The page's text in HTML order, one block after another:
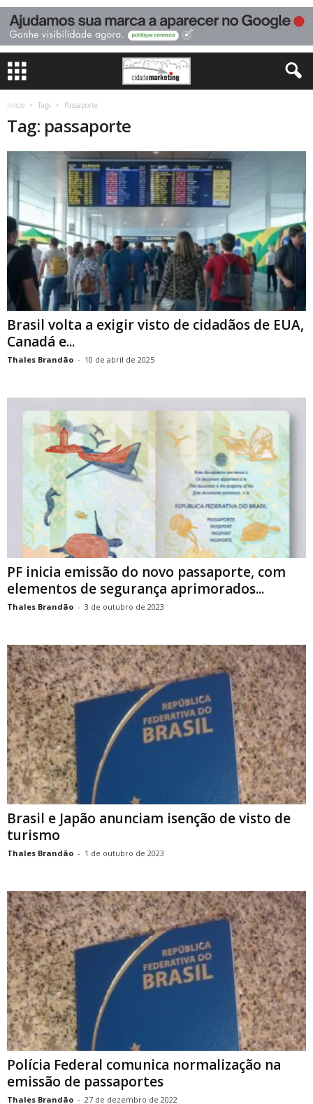
Início Tags Passaporte
Tag: passaporte
Brasil volta a exigir visto de cidadãos de EUA,
Canadá e...
Thales Brandão - 10 de abril de 2025
PF inicia emissão do novo passaporte, com
elementos de segurança aprimorados...
Thales Brandão - 3 de outubro de 2023
Brasil e Japão anunciam isenção de visto de
turismo
Thales Brandão - 1 de outubro de 2023
Polícia Federal comunica normalização na
emissão de passaportes
Thales Brandão - 27 de dezembro de 2022